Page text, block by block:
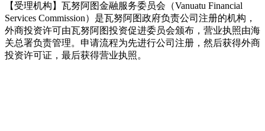
【受理机构】瓦努阿图金融服务委员会（Vanuatu Financial
Services Commission）是瓦努阿图政府负责公司注册的机构，
外商投资许可由瓦努阿图投资促进委员会颁布，营业执照由海
关总署负责管理。申请流程为先进行公司注册，然后获得外商
投资许可证，最后获得营业执照。